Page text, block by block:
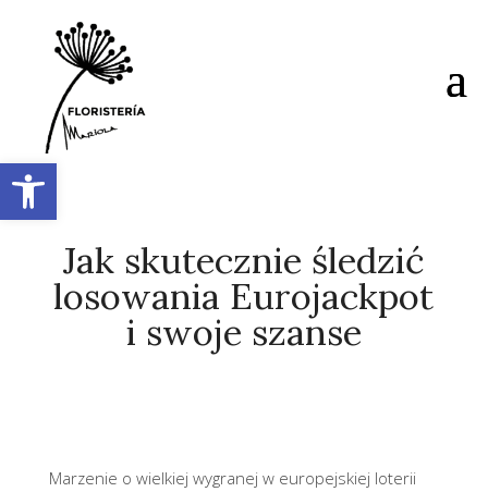
Jak skutecznie śledzić
losowania Eurojackpot
i swoje szanse
Marzenie o wielkiej wygranej w europejskiej loterii
Abrir barra de herramientas